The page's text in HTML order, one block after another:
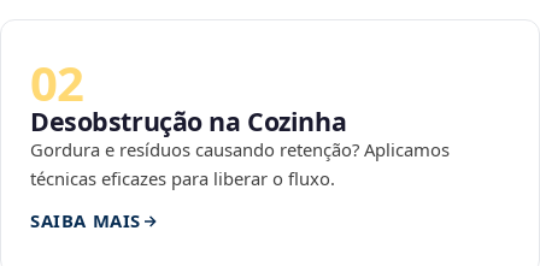
02
Desobstrução na Cozinha
Gordura e resíduos causando retenção? Aplicamos
técnicas eficazes para liberar o fluxo.
SAIBA MAIS